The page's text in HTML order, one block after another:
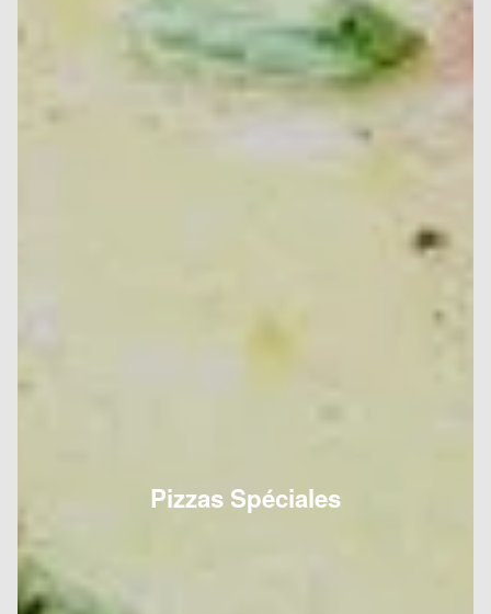
Pizzas Spéciales